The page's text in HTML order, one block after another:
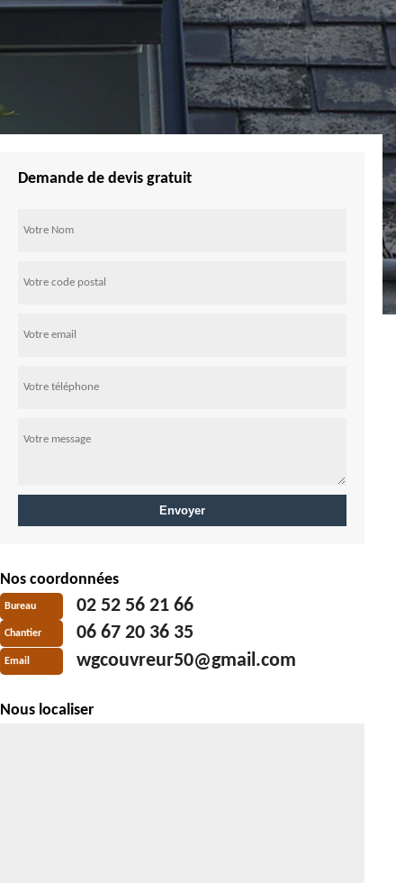
Demande de devis gratuit
Nos coordonnées
Bureau 02 52 56 21 66
Chantier 06 67 20 36 35
Email wgcouvreur50@gmail.com
Nous localiser